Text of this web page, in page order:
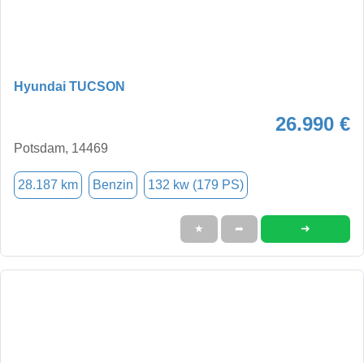
Hyundai TUCSON
26.990 €
Potsdam, 14469
28.187 km Benzin 132 kw (179 PS)
★ ➦ ➜